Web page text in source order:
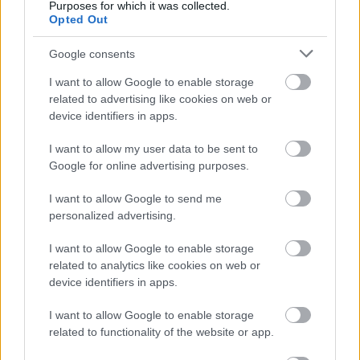
Purposes for which it was collected.
Opted Out
Google consents
I want to allow Google to enable storage
related to advertising like cookies on web or
device identifiers in apps.
I want to allow my user data to be sent to
Google for online advertising purposes.
I want to allow Google to send me
personalized advertising.
I want to allow Google to enable storage
related to analytics like cookies on web or
device identifiers in apps.
I want to allow Google to enable storage
related to functionality of the website or app.
Komplett resultatlista finns här.
MEST LÄSTA